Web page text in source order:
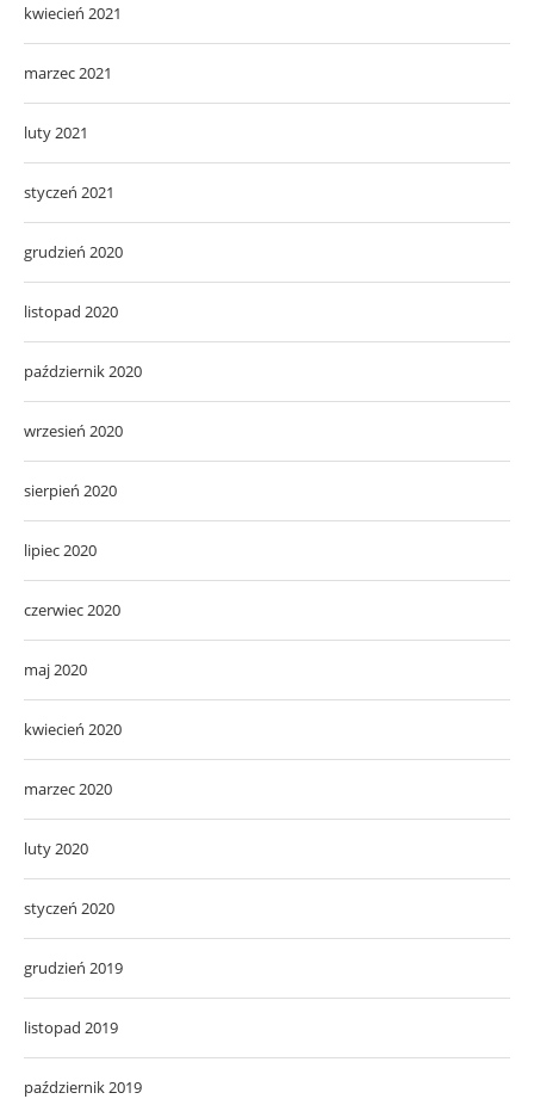
kwiecień 2021
marzec 2021
luty 2021
styczeń 2021
grudzień 2020
listopad 2020
październik 2020
wrzesień 2020
sierpień 2020
lipiec 2020
czerwiec 2020
maj 2020
kwiecień 2020
marzec 2020
luty 2020
styczeń 2020
grudzień 2019
listopad 2019
październik 2019